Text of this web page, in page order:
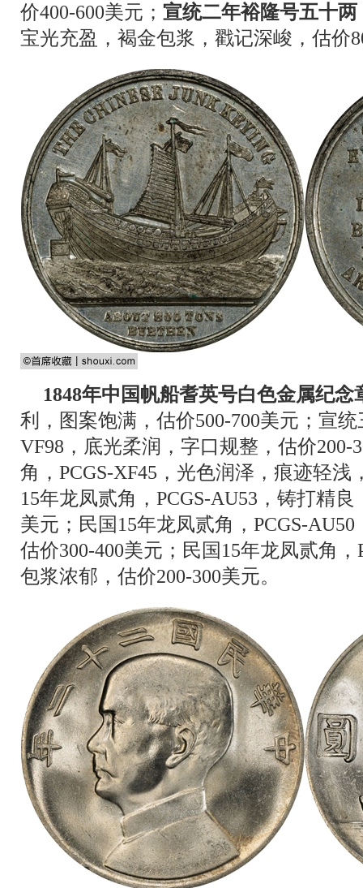
价400-600美元； 宣统二年裕隆号五十两
宝光充盈，褐金包浆，戳记深峻，估价
1848年中国帆船耆英号白色金属纪念
利，图案饱满，估价500-700美元；宣
VF98，底光柔润，字口规整，估价200-
角，PCGS-XF45，光色润泽，痕迹轻浅
15年龙凤贰角，PCGS-AU53，铸打精
美元；民国15年龙凤贰角，PCGS-
估价300-400美元；民国15年龙凤贰角
包浆浓郁，估价200-300美元。